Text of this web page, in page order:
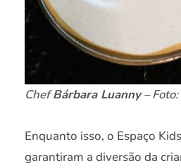
ChefBárbara Luanny–
Enquanto isso, o Espaço
garantiram a diversão da